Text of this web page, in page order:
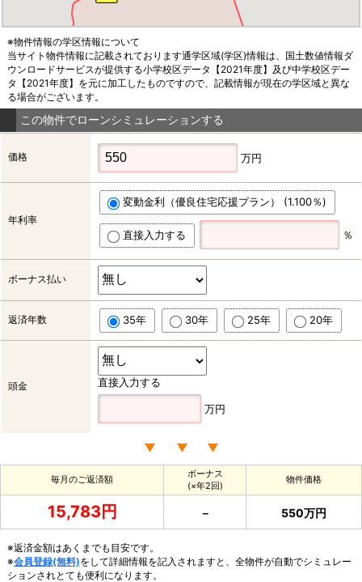
※物件情報の学区情報について
当サイト物件情報に記載されております通学区域(学区)情報は、国土数値情報ダ
ウンロードサービスが提供する小学校区データ【2021年度】及び中学校区デー
タ【2021年度】を元に加工したものですので、記載情報が現在の学区域と異な
る場合がございます。
この物件でローンシミュレーションする
価格 万円
年利率
変動金利（優良住宅応援プラン） (1.100％)
直接入力する ％
ボーナス払い
返済年数 35年 30年 25年 20年
頭金 直接入力する
万円
毎月のご返済額
ボーナス
(×年2回)
物件価格
15,783円 － 550万円
※返済金額はあくまでも目安です。
※会員登録(無料)をして詳細情報を記入されますと、全物件が自動でシミュレー
ションされとても便利になります。